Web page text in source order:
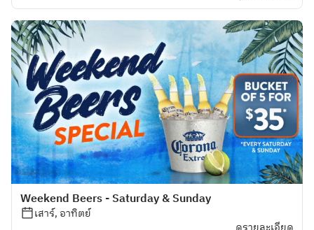
Weekend Beers - Saturday & Sunday
เสาร์, อาทิตย์
ดูรายละเอียด